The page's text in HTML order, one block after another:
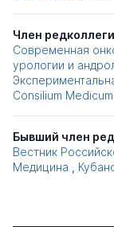
Член
Современная
урологии и
Consilium
Бывший член
Вестник
Медицина